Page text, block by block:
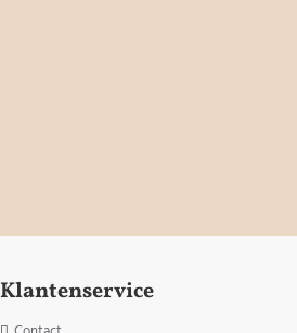
Klantenservice